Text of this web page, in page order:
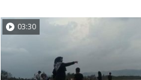
03:30